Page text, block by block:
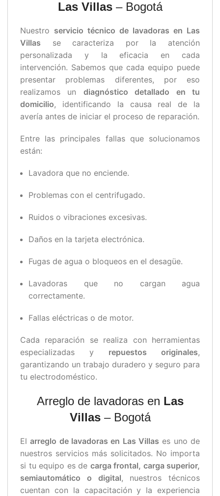
Las Villas– Bogotá
Nuestro servicio técnico de lavadoras en Las
Villas se caracteriza por la atención
personalizada y la eficacia en cada
intervención. Sabemos que cada equipo puede
presentar problemas diferentes, por eso
realizamos un diagnóstico detallado en tu
domicilio, identificando la causa real de la
avería antes de iniciar el proceso de reparación.
Entre las principales fallas que solucionamos
están:
Lavadora que no enciende.
Problemas con el centrifugado.
Ruidos o vibraciones excesivas.
Daños en la tarjeta electrónica.
Fugas de agua o bloqueos en el desagüe.
Lavadoras que no cargan agua
correctamente.
Fallas eléctricas o de motor.
Cada reparación se realiza con herramientas
especializadas y repuestos originales,
garantizando un trabajo duradero y seguro para
tu electrodoméstico.
Arreglo de lavadoras en Las
Villas– Bogotá
Elarreglo de lavadoras en Las Villas es uno de
nuestros servicios más solicitados. No importa
si tu equipo es de carga frontal, carga superior,
semiautomático o digital, nuestros técnicos
cuentan con la capacitación y la experiencia